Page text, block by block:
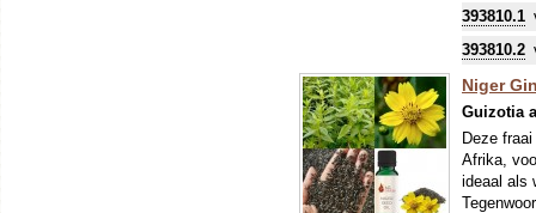
sommige
393810.1
393810.2
Niger
Guizotia
Deze
Afrika,
ideaal als